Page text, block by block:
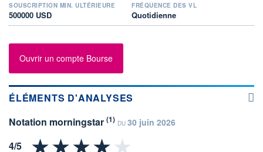
SOUSCRIPTION MIN. ULTÉRIEURE
500000 USD
FRÉQUENCE DES VL
Quotidienne
Ouvrir un compte Bourse
ÉLÉMENTS D'ANALYSES
Notation morningstar (1) DU 30 juin 2026